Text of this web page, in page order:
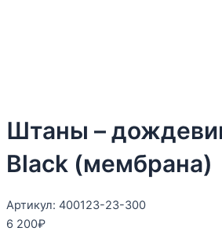
Штаны –
Black (мембрана)
Артикул: 400123-23-300
6 200₽